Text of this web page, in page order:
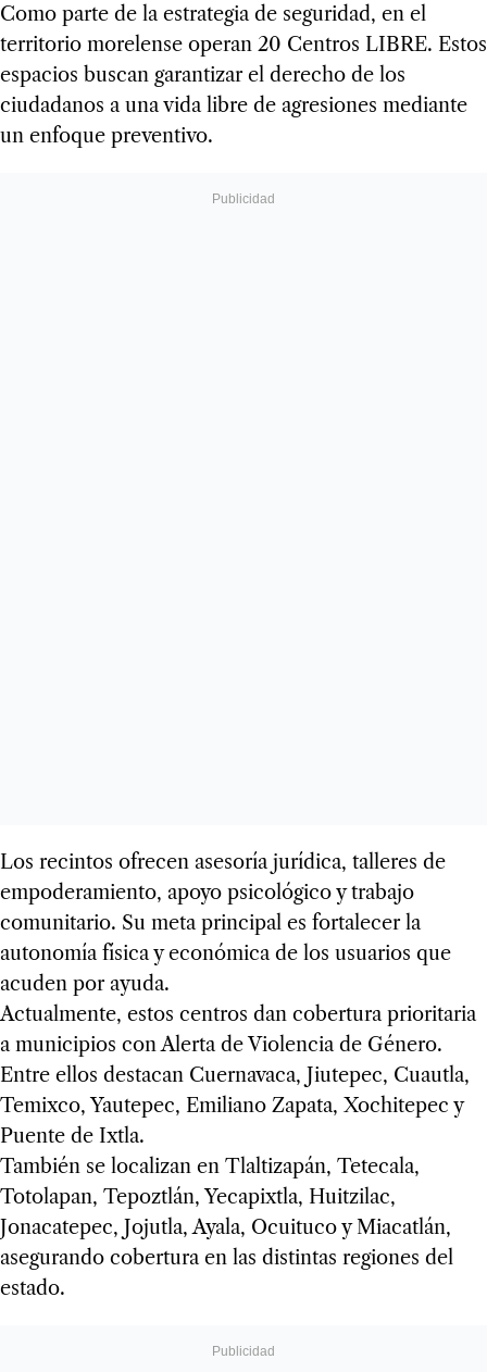
Como parte de la estrategia de seguridad, en el
territorio morelense operan 20 Centros LIBRE. Estos
espacios buscan garantizar el derecho de los
ciudadanos a una vida libre de agresiones mediante
un enfoque preventivo.
Los recintos ofrecen asesoría jurídica, talleres de
empoderamiento, apoyo psicológico y trabajo
comunitario. Su meta principal es fortalecer la
autonomía física y económica de los usuarios que
acuden por ayuda.
Actualmente, estos centros dan cobertura prioritaria
a municipios con Alerta de Violencia de Género.
Entre ellos destacan Cuernavaca, Jiutepec, Cuautla,
Temixco, Yautepec, Emiliano Zapata, Xochitepec y
Puente de Ixtla.
También se localizan en Tlaltizapán, Tetecala,
Totolapan, Tepoztlán, Yecapixtla, Huitzilac,
Jonacatepec, Jojutla, Ayala, Ocuituco y Miacatlán,
asegurando cobertura en las distintas regiones del
estado.